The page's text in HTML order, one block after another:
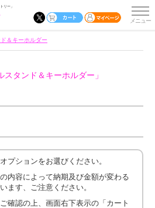
リー」
＆キーホルダー
スタンド＆キーホルダー」
プションをお選びください。
内容によって納期及び金額が変わる
ます、ご注意ください。
確認の上、画面右下表示の「カート